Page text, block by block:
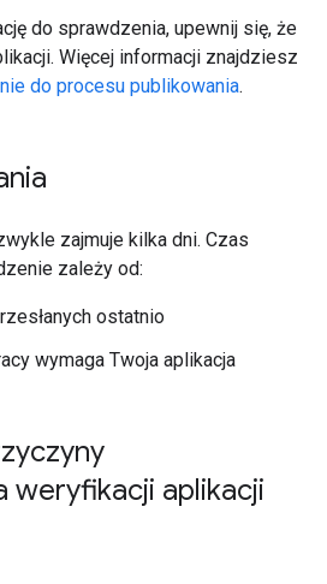
do sprawdzenia, upewnij się, że
Więcej informacji znajdziesz
do procesu publikowania.
zajmuje kilka dni. Czas
zależy od:
ostatnio
wymaga Twoja aplikacja
weryfikacji aplikacji